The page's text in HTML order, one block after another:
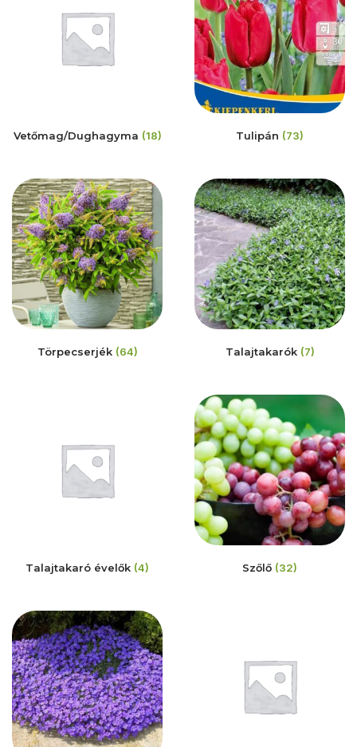
Vetőmag/Dughagyma (18) Tulipán (73)
Törpecserjék (64) Talajtakarók (7)
Talajtakaró évelők (4) Szőlő (32)